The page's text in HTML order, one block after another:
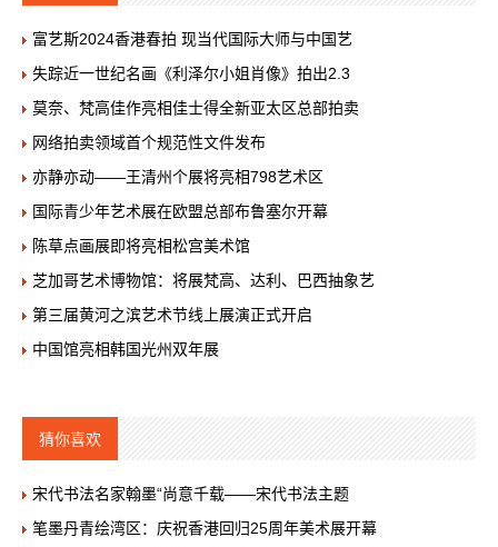
富艺斯2024香港春拍 现当代国际大师与中国艺
失踪近一世纪名画《利泽尔小姐肖像》拍出2.3
莫奈、梵高佳作亮相佳士得全新亚太区总部拍卖
网络拍卖领域首个规范性文件发布
亦静亦动——王清州个展将亮相798艺术区
国际青少年艺术展在欧盟总部布鲁塞尔开幕
陈草点画展即将亮相松宫美术馆
芝加哥艺术博物馆：将展梵高、达利、巴西抽象艺
第三届黄河之滨艺术节线上展演正式开启
中国馆亮相韩国光州双年展
猜你喜欢
宋代书法名家翰墨“尚意千载——宋代书法主题
笔墨丹青绘湾区：庆祝香港回归25周年美术展开幕